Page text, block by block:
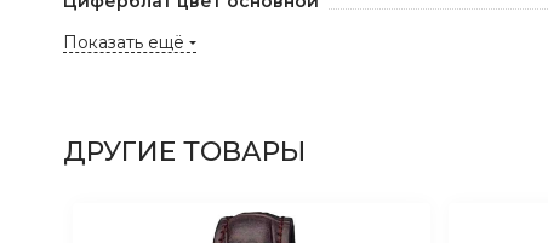
Показать ещё
ДРУГИЕ ТОВАРЫ